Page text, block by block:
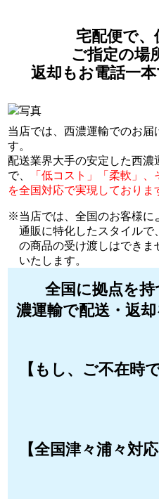
宅配便で、
ご指定の場
返却もお電話一
当店では、西濃運輸でのお届
す。
配送業界大手の安定した西濃
で、
「低コスト」「柔軟」
を全国対応で実現しておりま
当店では、全国のお客様に
通販に特化したスタイル
の商品の受け渡しはできま
いたします。
全国に拠点を
濃運輸で配送・返
【もし、ご不在時
【全国津々浦々対応